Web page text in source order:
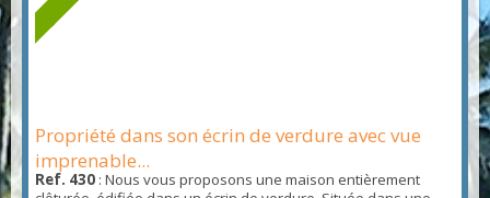
Propriété dans son écrin de verdure avec vue
imprenable...
Ref. 430 : Nous vous proposons une maison entièrement